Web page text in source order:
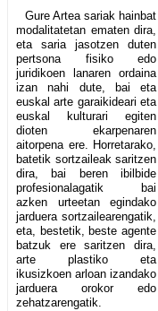
Gure Artea sariak hainbat
modalitatetan ematen dira,
eta saria jasotzen duten
pertsona fisiko edo
juridikoen lanaren ordaina
izan nahi dute, bai eta
euskal arte garaikideari eta
euskal kulturari egiten
dioten ekarpenaren
aitorpena ere. Horretarako,
batetik sortzaileak saritzen
dira, bai beren ibilbide
profesionalagatik bai
azken urteetan egindako
jarduera sortzailearengatik,
eta, bestetik, beste agente
batzuk ere saritzen dira,
arte plastiko eta
ikusizkoen arloan izandako
jarduera orokor edo
zehatzarengatik.